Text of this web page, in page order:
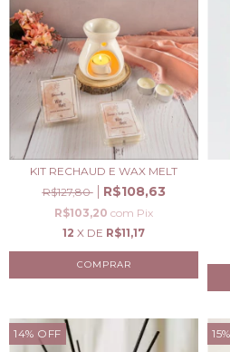
KIT RECHAUD E WAX MELT
R$127,80
R$108,63
R$103,20 com Pix
12 X DE R$11,17
COMPRAR
14% OFF 15%